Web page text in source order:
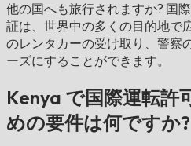
他の国へも旅行されますか? 国
証は、世界中の多くの目的地で
のレンタカーの受け取り、警察
ーズにすることができます。
Kenya で国際運転許
めの要件は何ですか?